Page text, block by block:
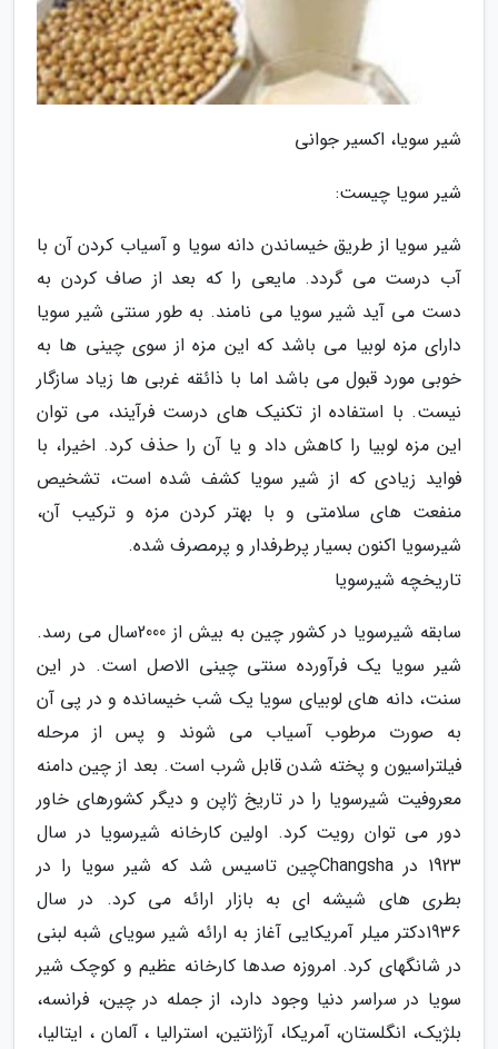
شیر سویا، اکسیر جوانی
شیر سویا چیست:
شیر سویا از طریق خیساندن دانه سویا و آسیاب کردن آن با
آب درست می گردد. مایعی را که بعد از صاف کردن به
دست می آید شیر سویا می نامند. به طور سنتی شیر سویا
دارای مزه لوبیا می باشد که این مزه از سوی چینی ها به
خوبی مورد قبول می باشد اما با ذائقه غربی ها زیاد سازگار
نیست. با استفاده از تکنیک های درست فرآیند، می توان
این مزه لوبیا را کاهش داد و یا آن را حذف کرد. اخیرا، با
فواید زیادی که از شیر سویا کشف شده است، تشخیص
منفعت های سلامتی و با بهتر کردن مزه و ترکیب آن،
شیرسویا اکنون بسیار پرطرفدار و پرمصرف شده.
تاریخچه شیرسویا
سابقه شیرسویا در کشور چین به بیش از 2000سال می رسد.
شیر سویا یک فرآورده سنتی چینی الاصل است. در این
سنت، دانه های لوبیای سویا یک شب خیسانده و در پی آن
به صورت مرطوب آسیاب می شوند و پس از مرحله
فیلتراسیون و پخته شدن قابل شرب است. بعد از چین دامنه
معروفیت شیرسویا را در تاریخ ژاپن و دیگر کشورهای خاور
دور می توان رویت کرد. اولین کارخانه شیرسویا در سال
1923 در Changshaچین تاسیس شد که شیر سویا را در
بطری های شیشه ای به بازار ارائه می کرد. در سال
1936دکتر میلر آمریکایی آغاز به ارائه شیر سویای شبه لبنی
در شانگهای کرد. امروزه صدها کارخانه عظیم و کوچک شیر
سویا در سراسر دنیا وجود دارد، از جمله در چین، فرانسه،
بلژیک، انگلستان، آمریکا، آرژانتین، استرالیا ، آلمان ، ایتالیا،